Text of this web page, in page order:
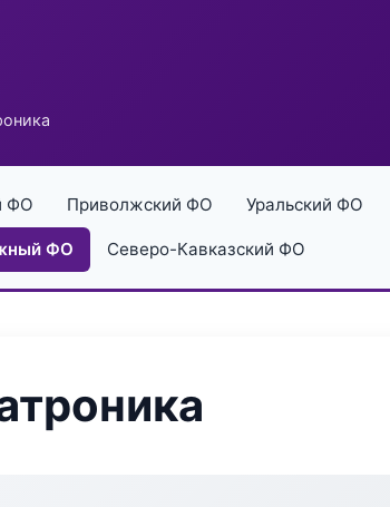
ФО Приволжский ФО Уральский ФО
ФО Северо-Кавказский ФО